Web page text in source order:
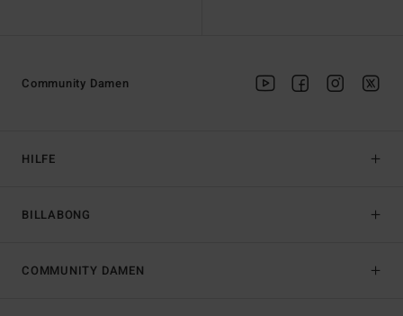
HILFE
BILLABONG
Community Damen
COMMUNITY DAMEN